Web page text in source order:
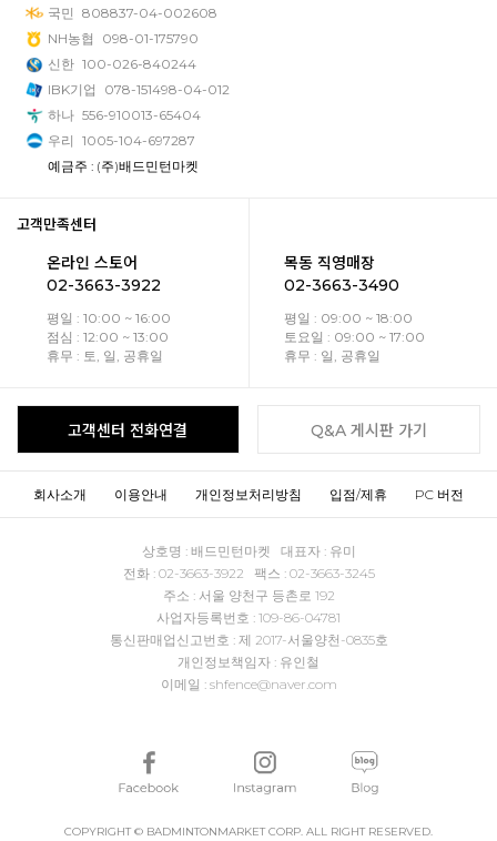
국민 808837-04-002608
NH농협
098-01-175790
신한 100-026-840244
IBK기업
078-151498-04-012
하나 556-910013-65404
우리 1005-104-697287
예금주 : (주)배드민턴마켓
고객만족센터
온라인 스토어
02-3663-3922
평일 : 10:00 ~ 16:00
점심 : 12:00 ~ 13:00
휴무 : 토, 일, 공휴일
목동 직영매장
02-3663-3490
평일 : 09:00 ~ 18:00
토요일 : 09:00 ~ 17:00
휴무 : 일, 공휴일
고객센터 전화연결 Q&A 게시판 가기
회사소개 이용안내 개인정보처리방침 입점/제휴 PC 버전
상호명 : 배드민턴마켓 대표자 : 유미
전화 : 02-3663-3922 팩스 : 02-3663-3245
주소 : 서울 양천구 등촌로 192
사업자등록번호 : 109-86-04781
통신판매업신고번호 : 제 2017-서울양천-0835호
개인정보책임자 : 유인철
이메일 : shfence@naver.com
COPYRIGHT © BADMINTONMARKET CORP. ALL RIGHT RESERVED.